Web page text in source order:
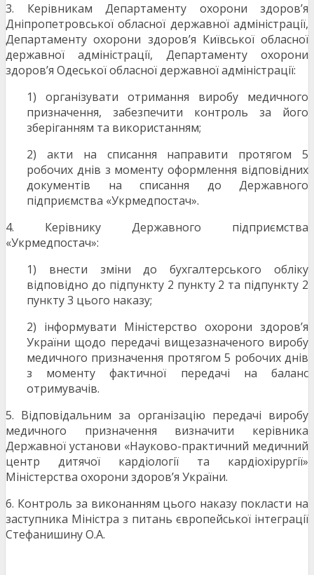
3. Керівникам Департаменту охорони здоров’я
Дніпропетровської обласної державної адміністрації,
Департаменту охорони здоров’я Київської обласної
державної адміністрації, Департаменту охорони
здоров’я Одеської обласної державної адміністрації:
1) організувати отримання виробу медичного
призначення, забезпечити контроль за його
зберіганням та використанням;
2) акти на списання направити протягом 5
робочих днів з моменту оформлення відповідних
документів на списання до Державного
підприємства «Укрмедпостач».
4. Керівнику Державного підприємства
«Укрмедпостач»:
1) внести зміни до бухгалтерського обліку
відповідно до підпункту 2 пункту 2 та підпункту 2
пункту 3 цього наказу;
2) інформувати Міністерство охорони здоров’я
України щодо передачі вищезазначеного виробу
медичного призначення протягом 5 робочих днів
з моменту фактичної передачі на баланс
отримувачів.
5. Відповідальним за організацію передачі виробу
медичного призначення визначити керівника
Державної установи «Науково-практичний медичний
центр дитячої кардіології та кардіохірургії»
Міністерства охорони здоров’я України.
6. Контроль за виконанням цього наказу покласти на
заступника Міністра з питань європейської інтеграції
Стефанишину О.А.